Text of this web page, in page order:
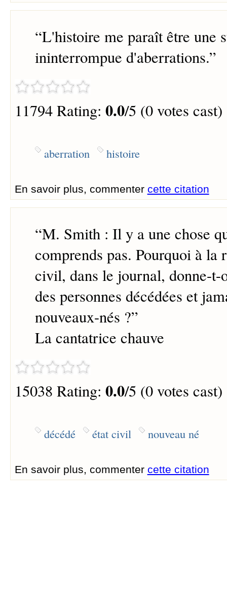
“L'histoire me paraît être une
ininterrompue d'aberrations.”
11794 Rating: 0.0/5 (0 votes cast)
aberration histoire
En savoir plus, commenter cette citation
“M. Smith : Il y a une chose
comprends pas. Pourquoi à la
civil, dans le journal, donne-t-
des personnes décédées et
nouveaux-nés ?”
La cantatrice chauve
15038 Rating: 0.0/5 (0 votes cast)
décédé état civil nouveau né
En savoir plus, commenter cette citation